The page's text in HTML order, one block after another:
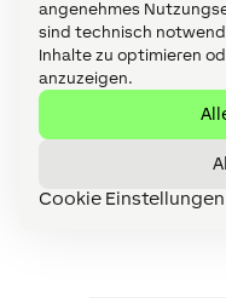
angenehmes
sind technisch
Inhalte zu optimieren
anzuzeigen.
Cookie Einstellungen
– Ein
Leitfaden
Reading Time